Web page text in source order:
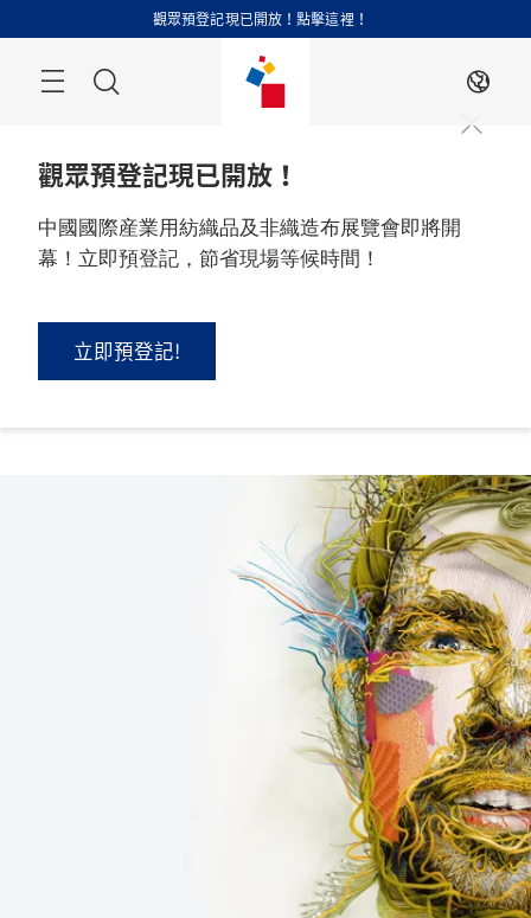
過
觀眾預登記現已開放！點擊這裡！
ZH
觀眾預登記現已開放！
中國國際産業用紡織品及非織造布展覽會即將開
幕！立即預登記，節省現場等候時間！
立即預登記!
2026 年 9 月 1 - 3 日